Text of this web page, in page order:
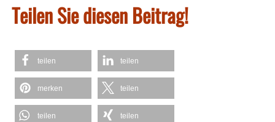
Teilen Sie diesen Beitrag!
teilen teilen
merken teilen
teilen teilen